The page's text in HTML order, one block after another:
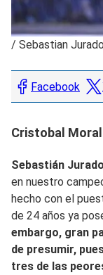
/ Sebastian
Facebook
Cristobal
Sebastián
en nuestro
hecho con el
de 24 años ya
embargo, gran
de presumir,
tres de las